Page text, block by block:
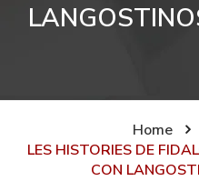
Home
LES HISTORIES DE
CON